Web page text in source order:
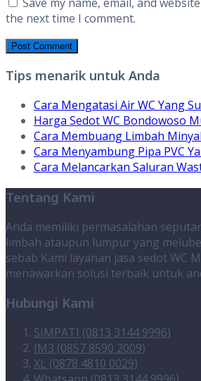
the next time I comment.
Tips menarik untuk Anda
Cara Mengatasi Air WC Yang
Harga Sedot WC Bondowoso
Cara Membuang Limbah
Cara Menyambung Pipa PVC
Cara Melancarkan Saluran
Tentang Kami
Anda memiliki permasalahan
limbah ataupun lumpur yang
sebab Kami layanan jasa sedot WC
menawarkan solusi terbaik untuk
Hubungi Kami
SIMPATI (0813 3144 9996)
IM3 (0857 8590 2009)
XL (0878 4810 0029)